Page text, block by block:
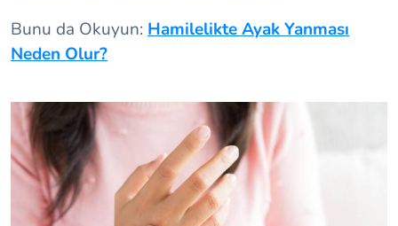
Bunu da Okuyun:Hamilelikte Ayak Yanması
Neden Olur?